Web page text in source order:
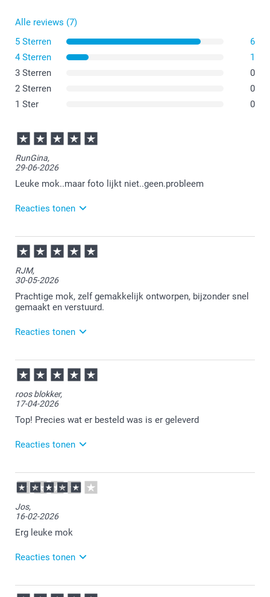
Alle reviews (7)
5 Sterren
6
4 Sterren
1
3 Sterren
0
2 Sterren
0
1 Ster
0
RunGina,
29-06-2026
Leuke mok..maar foto lijkt niet..geen.probleem
Reacties tonen
30-06-2026
12:15
Bedankt voor je bericht.
Veel plezier van de mok!
12:50
13:00
RJM,
30-05-2026
Prachtige mok, zelf gemakkelijk ontworpen, bijzonder snel
gemaakt en verstuurd.
Reacties tonen
01-06-2026
13:20
Veel plezier van de mok!
roos blokker,
17-04-2026
Top! Precies wat er besteld was is er geleverd
Reacties tonen
20-04-2026
11:59
Bedankt voor je review. Wat leuk dat je bij ons een
over bent. Heel veel plezier ervan!
Jos,
16-02-2026
Erg leuke mok
Reacties tonen
16-02-2026